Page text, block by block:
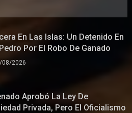
En Las Islas: Un Detenido En
Por El Robo De Ganado
08/2026
Aprobó La Ley De
Privada, Pero El Oficialismo